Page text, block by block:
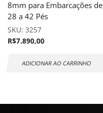
8mm para Embarcações de
28 a 42 Pés
SKU: 3257
R$7.890,00
ADICIONAR AO CARRINHO